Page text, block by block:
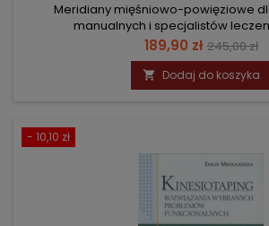
Meridiany mięśniowo-powięziowe
manualnych i specjalistów
Cena
189,90 zł Cena
245,00 zł
 Dodaj do koszyka
- 10,10 zł